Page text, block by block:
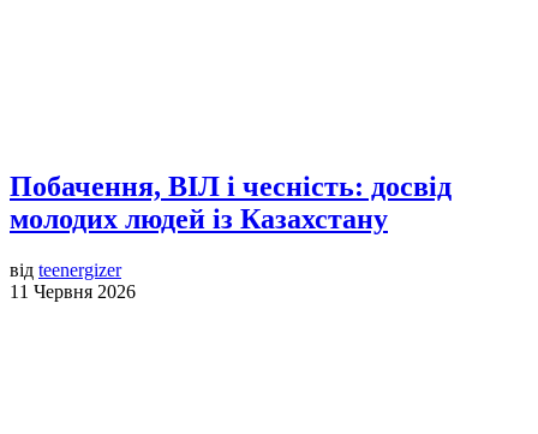
Побачення, ВІЛ і чесність: досвід
молодих людей із Казахстану
від teenergizer
11 Червня 2026